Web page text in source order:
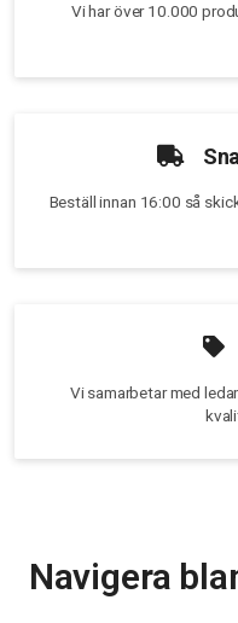
Vi har över 10.000
Beställ innan 16:00 så
Vi samarbetar med
Navigera